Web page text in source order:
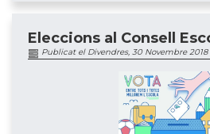
Eleccions al Consell
Publicat el Divendres, 30 Novembre 2018